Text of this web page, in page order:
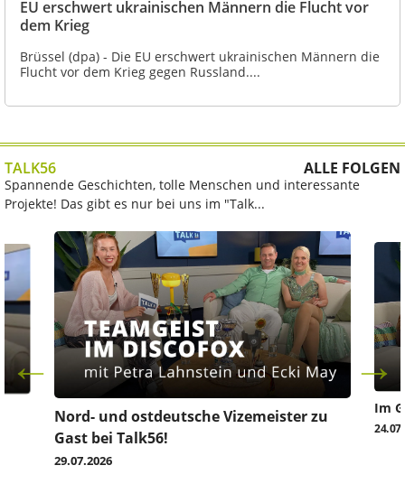
EU erschwert ukrainischen Männern die Flucht vor
dem Krieg
Brüssel (dpa) - Die EU erschwert ukrainischen Männern die
Flucht vor dem Krieg gegen Russland....
TALK56 ALLE FOLGEN
Spannende Geschichten, tolle Menschen und interessante
Projekte! Das gibt es nur bei uns im "Talk...
Nord- und ostdeutsche Vizemeister zu
Gast bei Talk56!
29.07.2026
Im